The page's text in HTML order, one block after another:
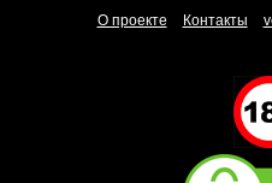
О проекте Контакты